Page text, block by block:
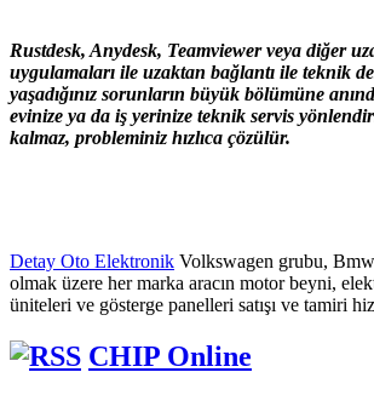
Rustdesk, Anydesk, Teamviewer veya diğer
uygulamaları ile uzaktan bağlantı ile teknik
yaşadığınız sorunların büyük bölümüne
evinize ya da iş yerinize teknik servis
kalmaz, probleminiz hızlıca çözülür.
Detay Oto Elektronik Volkswagen grubu,
olmak üzere her marka aracın motor beyni,
üniteleri ve gösterge panelleri satışı ve tamiri
CHIP Online